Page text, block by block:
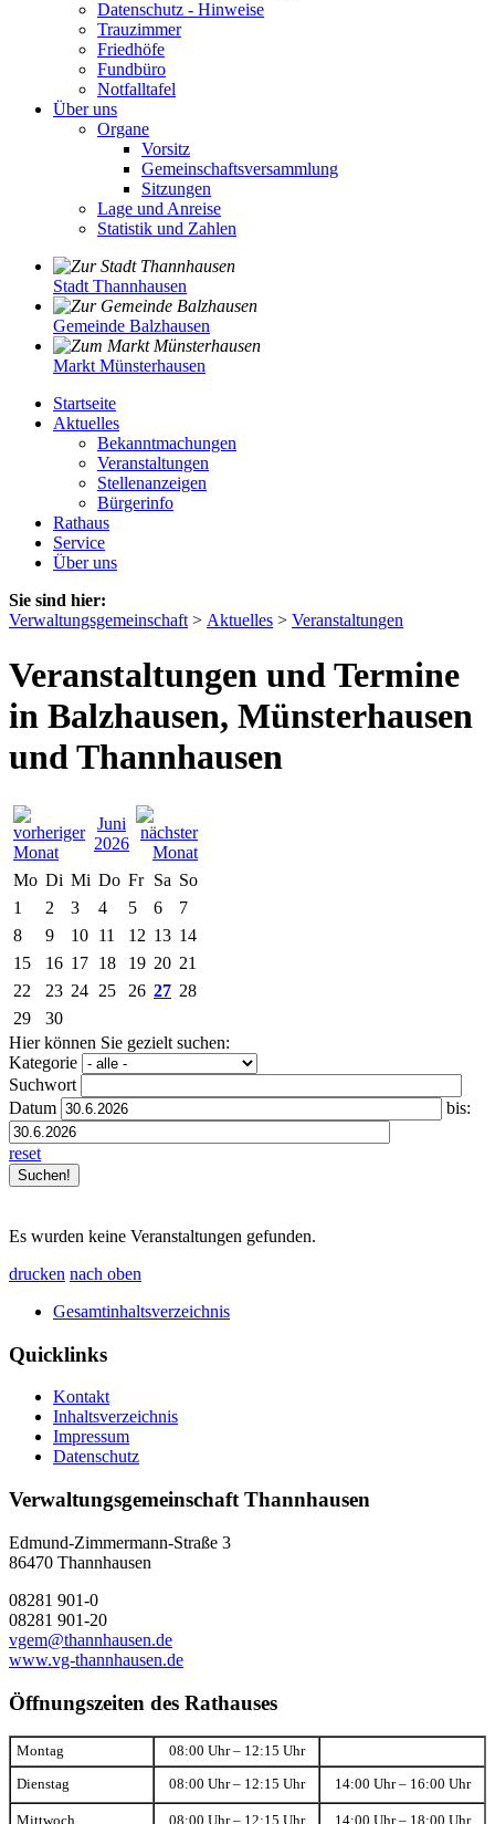
Datenschutz - Hinweise
Trauzimmer
Friedhöfe
Fundbüro
Notfalltafel
Über uns
Organe
Vorsitz
Gemeinschaftsversammlung
Sitzungen
Lage und Anreise
Statistik und Zahlen
Stadt Thannhausen
Gemeinde Balzhausen
Markt Münsterhausen
Startseite
Aktuelles
Bekanntmachungen
Veranstaltungen
Stellenanzeigen
Bürgerinfo
Rathaus
Service
Über uns
Sie sind hier:
Verwaltungsgemeinschaft > Aktuelles > Veranstaltungen
Veranstaltungen und Termine
in Balzhausen, Münsterhausen
und Thannhausen
Juni
2026
Mo Di Mi Do Fr Sa So
1
2 3 4 5 6
7
8
9 10 11 12 13 14
15
16 17 18 19 20 21
22
23 24 25 26 27 28
29
30
Hier können Sie gezielt suchen:
Kategorie
Suchwort
Datum
bis:
reset
Es wurden keine Veranstaltungen gefunden.
drucken nach oben
Gesamtinhaltsverzeichnis
Quicklinks
Kontakt
Inhaltsverzeichnis
Impressum
Datenschutz
Verwaltungsgemeinschaft Thannhausen
Edmund-Zimmermann-Straße 3
86470 Thannhausen
08281 901-0
08281 901-20
vgem@thannhausen.de
www.vg-thannhausen.de
Öffnungszeiten des Rathauses
Montag 08:00 Uhr – 12:15 Uhr
Dienstag 08:00 Uhr – 12:15 Uhr 14:00 Uhr – 16:00 Uhr